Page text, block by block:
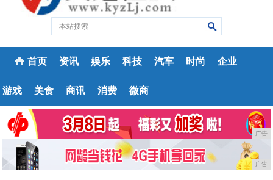
首页 资讯 娱乐 科技 汽车 时尚 企业
游戏 美食 商讯 消费 微商
广告
广告